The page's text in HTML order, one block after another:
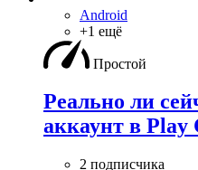
Android
+1 ещё
Простой
Реально ли
аккаунт в Play
2 подписчика